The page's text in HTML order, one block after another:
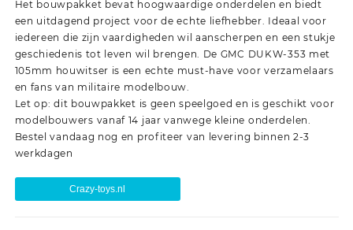
Het bouwpakket bevat hoogwaardige onderdelen en biedt
een uitdagend project voor de echte liefhebber. Ideaal voor
iedereen die zijn vaardigheden wil aanscherpen en een stukje
geschiedenis tot leven wil brengen. De GMC DUKW-353 met
105mm houwitser is een echte must-have voor verzamelaars
en fans van militaire modelbouw.
Let op: dit bouwpakket is geen speelgoed en is geschikt voor
modelbouwers vanaf 14 jaar vanwege kleine onderdelen.
Bestel vandaag nog en profiteer van levering binnen 2-3
werkdagen
Crazy-toys.nl